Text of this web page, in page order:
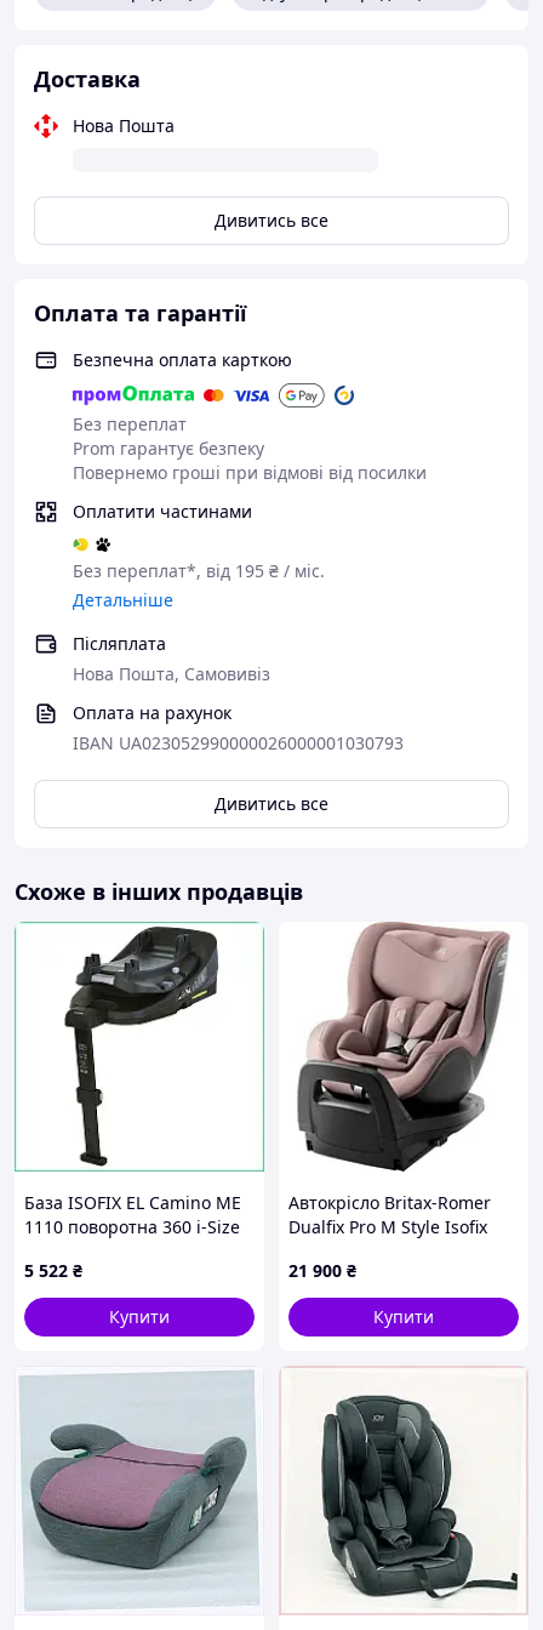
Можна придбати також в магазині в місті Стрий, вул.
Доставка
Нова Пошта
Дивитись все
Оплата та гарантії
Безпечна оплата карткою
Без переплат
Prom гарантує безпеку
Повернемо гроші при відмові від посилки
Оплатити частинами
Без переплат*, від 195 ₴ / міс.
Детальніше
Післяплата
Нова Пошта, Самовивіз
Оплата на рахунок
IBAN UA023052990000026000001030793
Дивитись все
Схоже в інших продавців
База ISOFIX EL Camino ME
1110 поворотна 360 i-Size
регульованою опорною
стійкою в авто
5 522 ₴
Купити
Автокрісло Britax-Romer
Dualfix Pro M Style Isofix
21 900 ₴
Купити